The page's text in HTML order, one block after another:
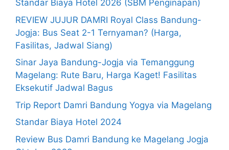
Standar Biaya Hotel 2026 (SBM Penginapan)
REVIEW JUJUR DAMRI Royal Class Bandung-
Jogja: Bus Seat 2-1 Ternyaman? (Harga,
Fasilitas, Jadwal Siang)
Sinar Jaya Bandung-Jogja via Temanggung
Magelang: Rute Baru, Harga Kaget! Fasilitas
Eksekutif Jadwal Bagus
Trip Report Damri Bandung Yogya via Magelang
Standar Biaya Hotel 2024
Review Bus Damri Bandung ke Magelang Jogja